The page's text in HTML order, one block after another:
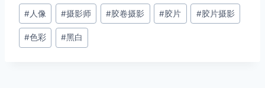
文
章
标
#人像 #摄影师 #胶卷摄影 #胶片 #胶片摄影
#色彩 #黑白